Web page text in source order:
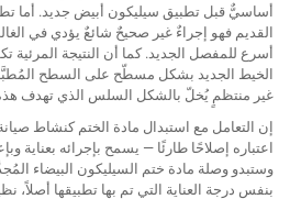
أساسيٌّ قبل تطبيق سيليكون أبيض جديد. أما
القديم فهو إجراءٌ غير صحيحٌ شائعٌ يؤدي في
أسرع للمفصل الجديد. كما أن النتيجة المرئية
الخيط الجديد بشكل مسطّح على السطح
غير منتظمٍ يُخلّ بالشكل السلس الذي تهدف هذه
إن التعامل مع استبدال مادة الختم كنشاط
اعتباره إصلاحًا طارئًا — يسمح بإجرائه
وستبدو وصلة مادة ختم السيليكون البيضاء
بنفس درجة العناية التي تم بها تطبيقها أصلاً،